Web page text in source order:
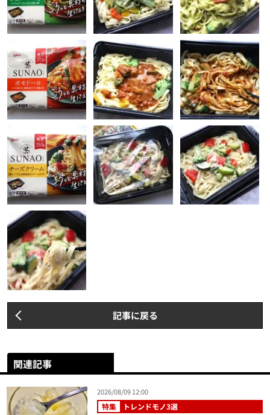
記事に戻る
関連記事
2026/08/09 12:00
特集 トレンドモノ3選